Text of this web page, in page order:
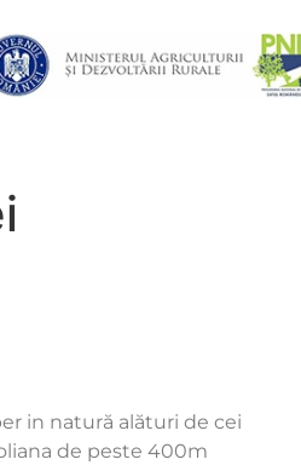
in natură alături de cei
de peste 400m